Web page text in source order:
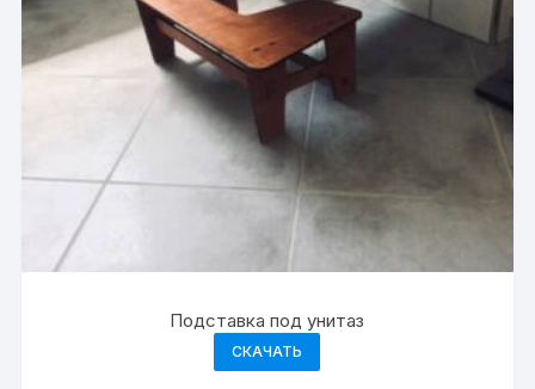
Подставка под унитаз
СКАЧАТЬ